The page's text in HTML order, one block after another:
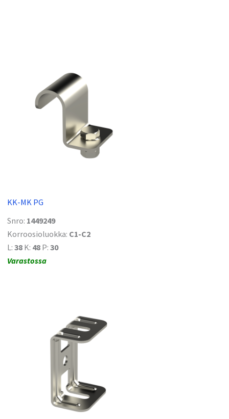
KK-MK PG
Snro: 1449249
Korroosioluokka: C1-C2
L: 38 K: 48 P: 30
Varastossa